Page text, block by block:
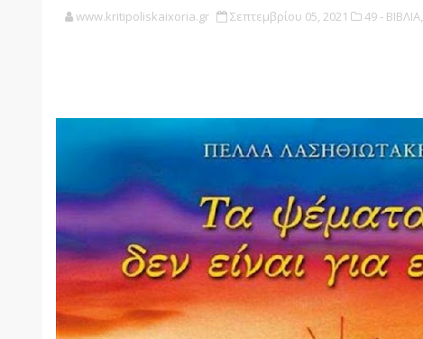
www.kritipoliskaixoria.gr Σεπτεμβρίου 05, 2021 49 - ΒΙΒΛΙΑ,